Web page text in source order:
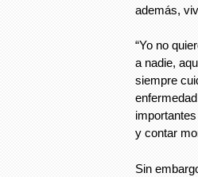
además,
“Yo no
a nadie,
siempre
y contar
Sin